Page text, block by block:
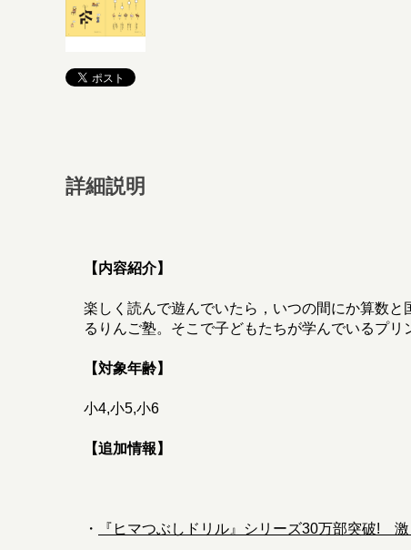
詳細説明
【内容紹介】
楽しく読んで遊んでいたら，いつの間にか算数
るりんご塾。そこで子どもたちが学んでいるプ
【対象年齢】
小4,小5,小6
【追加情報】
・ 『ヒマつぶしドリル』シリーズ30万部突破!